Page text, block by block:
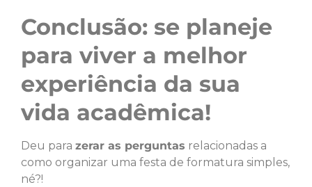
Conclusão: se planeje
para viver a melhor
experiência da sua
vida acadêmica!
Deu para zerar as perguntas relacionadas a
como organizar uma festa de formatura simples,
né?!